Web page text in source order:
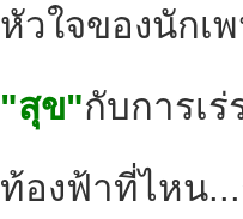
หัวใจของนักเ
"สุข"กับการเ
ท้องฟ้าที่ไหน